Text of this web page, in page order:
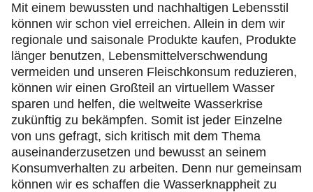
Mit einem bewussten und nachhaltigen Lebensstil
können wir schon viel erreichen. Allein in dem wir
regionale und saisonale Produkte kaufen, Produkte
länger benutzen, Lebensmittelverschwendung
vermeiden und unseren Fleischkonsum reduzieren,
können wir einen Großteil an virtuellem Wasser
sparen und helfen, die weltweite Wasserkrise
zukünftig zu bekämpfen. Somit ist jeder Einzelne
von uns gefragt, sich kritisch mit dem Thema
auseinanderzusetzen und bewusst an seinem
Konsumverhalten zu arbeiten. Denn nur gemeinsam
können wir es schaffen die Wasserknappheit zu